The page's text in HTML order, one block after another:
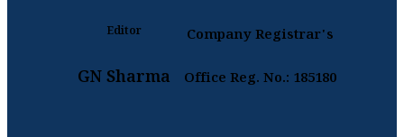
Editor
GN Sharma
Company Registrar's
Office Reg. No.: 185180